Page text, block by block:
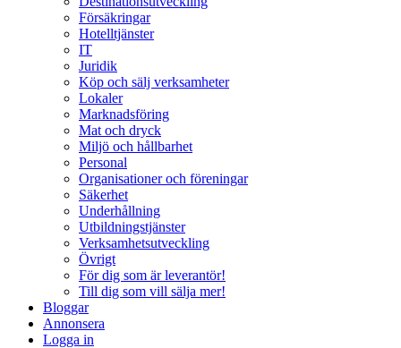
Försäkringar
Hotelltjänster
IT
Juridik
Köp och sälj verksamheter
Lokaler
Marknadsföring
Mat och dryck
Miljö och hållbarhet
Personal
Organisationer och föreningar
Säkerhet
Underhållning
Utbildningstjänster
Verksamhetsutveckling
Övrigt
För dig som är leverantör!
Till dig som vill sälja mer!
Bloggar
Annonsera
Logga in